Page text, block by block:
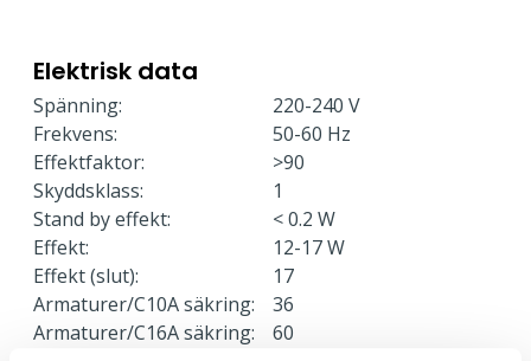
Elektrisk data
Spänning:
220-240 V
Frekvens:
50-60 Hz
Effektfaktor:
>90
Skyddsklass:
1
Stand by effekt:
< 0.2 W
Effekt:
12-17 W
Effekt (slut):
17
Armaturer/C10A säkring:
36
Armaturer/C16A säkring:
60